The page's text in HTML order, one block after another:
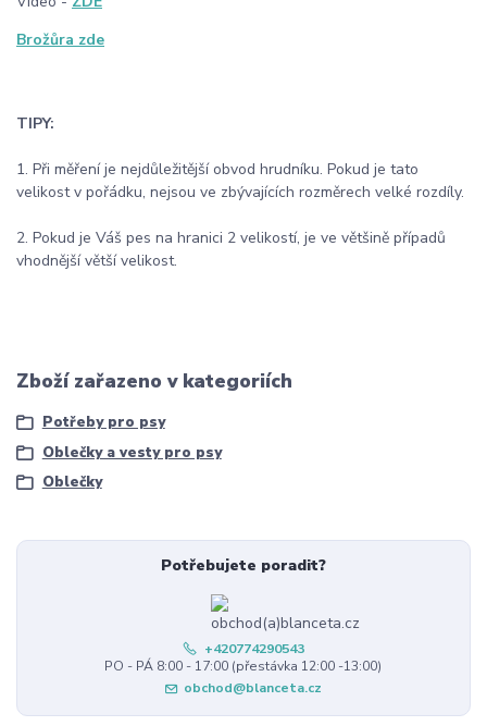
Brožůra zde
TIPY:
1. Při měření je nejdůležitější obvod hrudníku. Pokud je tato
velikost v pořádku, nejsou ve zbývajících rozměrech velké rozdíly.
2. Pokud je Váš pes na hranici 2 velikostí, je ve většině případů
vhodnější větší velikost.
Zboží zařazeno v kategoriích
Potřeby pro psy
Oblečky a vesty pro psy
Oblečky
Potřebujete poradit?
+420774290543
PO - PÁ 8:00 - 17:00 (přestávka 12:00 -13:00)
obchod@blanceta.cz